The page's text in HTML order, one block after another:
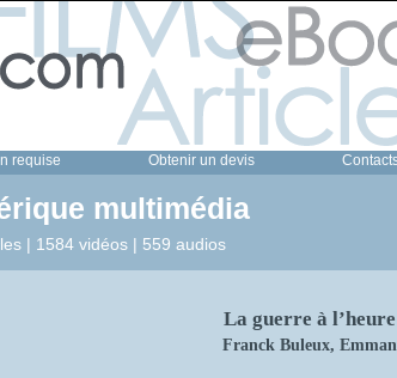
requise Obtenir un devis
multimédia
| 1584 vidéos | 559 audios
La guerre à
Franck Buleux,